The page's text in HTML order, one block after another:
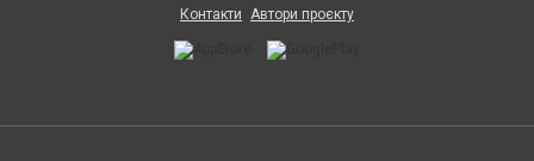
Контакти Автори проєкту